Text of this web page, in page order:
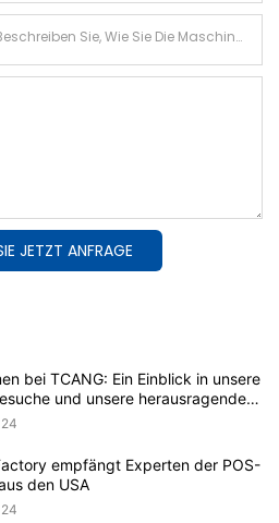
Verwendungszweck: Bitte Beschreiben Sie, Wie Sie Die Maschine Verwenden Möchten.
JETZT ANFRAGE
bei TCANG: Ein Einblick in unsere
und unsere herausragenden
in der Produktion.
24
empfängt Experten der POS-
den USA
24